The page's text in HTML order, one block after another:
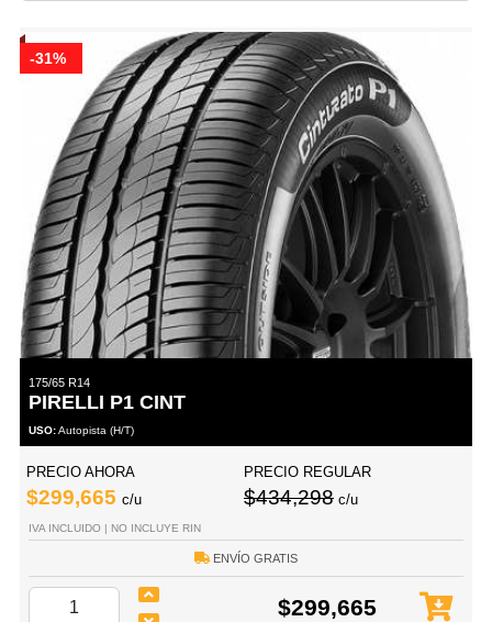
-31%
175/65 R14
PIRELLI P1 CINT
USO:Autopista (H/T)
PRECIO AHORA
$299,665 c/u
PRECIO REGULAR
$434,298 c/u
IVA INCLUIDO | NO INCLUYE RIN
ENVÍO GRATIS
$299,665